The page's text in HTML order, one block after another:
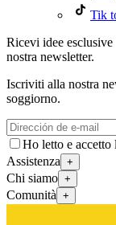
Tik
Ricevi idee
nostra newsletter.
Iscriviti alla nostra
soggiorno.
Ho letto e accetto
Assistenza +
Chi siamo +
Comunità +